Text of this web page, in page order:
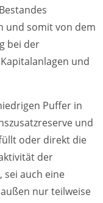
und somit von dem
bei der
und
Puffer in
und
oder direkt die
der
auch eine
nur teilweise